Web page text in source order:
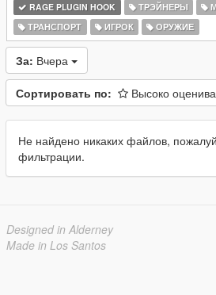
RAGE PLUGIN HOOK ТРЭЙНЕРЫ
ТРАНСПОРТ
ИГРОК ОРУЖИЕ
За: Вчера
Сортировать по: Высоко
Не найдено никаких файлов,
фильтрации.
Designed in Alderney
Made in Los Santos